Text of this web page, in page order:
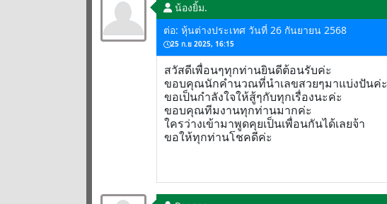
น้องยิ้ม.
ต่อ: หุ้นต่างประเทศ วันที่ 26 กันยายน 2568
25 ก.ย 2025, 16:15
สวัสดีเพื่อนๆทุกท่านยินดีต้อนรับค่ะ
ขอบคุณนักคำนวณที่นำเลขสวยๆมาแบ่งปันค่ะ
ขอเป็นกำลังใจให้สู้ๆกับทุกเรื่องนะค่ะ
ขอบคุณทีมงานทุกท่านมากค่ะ
ใครว่างเข้ามาพูดคุยเป็นเพื่อนกันได้เลยจ้า
ขอให้ทุกท่านโชคดีค่ะ